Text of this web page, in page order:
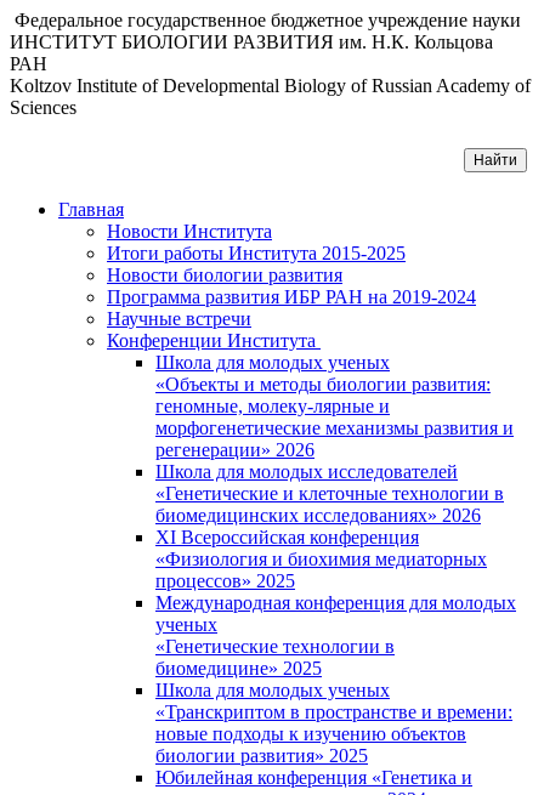
Федеральное государственное бюджетное учреждение науки
ИНСТИТУТ БИОЛОГИИ РАЗВИТИЯ им. Н.К. Кольцова
РАН
Koltzov Institute of Developmental Biology of Russian Academy of
Sciences
Главная
Новости Института
Итоги работы Института 2015-2025
Новости биологии развития
Программа развития ИБР РАН на 2019-2024
Научные встречи
Конференции Института
Школа для молодых ученых
«Объекты и методы биологии развития:
геномные, молеку-лярные и
морфогенетические механизмы развития и
регенерации» 2026
Школа для молодых исследователей
«Генетические и клеточные технологии в
биомедицинских исследованиях» 2026
XI Всероссийская конференция
«Физиология и биохимия медиаторных
процессов» 2025
Международная конференция для молодых
ученых
«Генетические технологии в
биомедицине» 2025
Школа для молодых ученых
«Транскриптом в пространстве и времени:
новые подходы к изучению объектов
биологии развития» 2025
Юбилейная конференция «Генетика и